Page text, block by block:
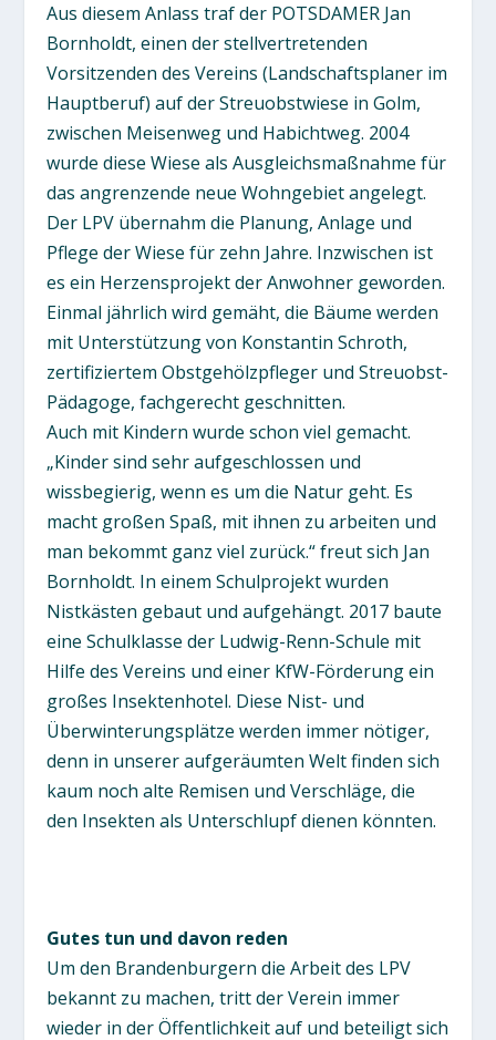
Aus diesem Anlass traf der POTSDAMER Jan
Bornholdt, einen der stellvertretenden
Vorsitzenden des Vereins (Landschaftsplaner im
Hauptberuf) auf der Streuobstwiese in Golm,
zwischen Meisenweg und Habichtweg. 2004
wurde diese Wiese als Ausgleichsmaßnahme für
das angrenzende neue Wohngebiet angelegt.
Der LPV übernahm die Planung, Anlage und
Pflege der Wiese für zehn Jahre. Inzwischen ist
es ein Herzensprojekt der Anwohner geworden.
Einmal jährlich wird gemäht, die Bäume werden
mit Unterstützung von Konstantin Schroth,
zertifiziertem Obstgehölzpfleger und Streuobst-
Pädagoge, fachgerecht geschnitten.
Auch mit Kindern wurde schon viel gemacht.
„Kinder sind sehr aufgeschlossen und
wissbegierig, wenn es um die Natur geht. Es
macht großen Spaß, mit ihnen zu arbeiten und
man bekommt ganz viel zurück.“ freut sich Jan
Bornholdt. In einem Schulprojekt wurden
Nistkästen gebaut und aufgehängt. 2017 baute
eine Schulklasse der Ludwig-Renn-Schule mit
Hilfe des Vereins und einer KfW-Förderung ein
großes Insektenhotel. Diese Nist- und
Überwinterungsplätze werden immer nötiger,
denn in unserer aufgeräumten Welt finden sich
kaum noch alte Remisen und Verschläge, die
den Insekten als Unterschlupf dienen könnten.
Gutes tun und davon reden
Um den Brandenburgern die Arbeit des LPV
bekannt zu machen, tritt der Verein immer
wieder in der Öffentlichkeit auf und beteiligt sich